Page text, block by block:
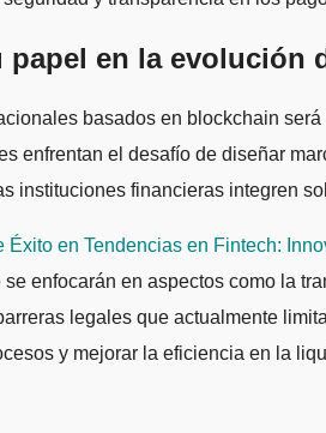
en la
basados en blockchain
enfrentan el desafío de diseñar
instituciones financieras integren
Éxito en Tendencias en Fintech:
enfocarán en aspectos como la
legales que actualmente
y mejorar la eficiencia en la